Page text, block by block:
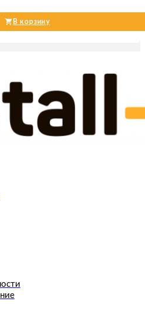
В корзину